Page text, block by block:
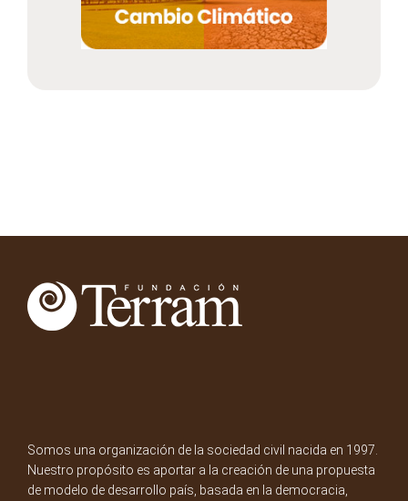
Somos una organización de la sociedad civil nacida en 1997.
Nuestro propósito es aportar a la creación de una propuesta
de modelo de desarrollo país, basada en la democracia,